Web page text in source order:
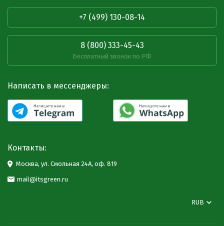
+7 (499) 130-08-14
8 (800) 333-45-43
Бесплатный звонок по РФ
Написать в мессенджеры:
Контакты:
Москва, ул. Смольная 24А, оф. 819
mail@itsgreen.ru
RUB